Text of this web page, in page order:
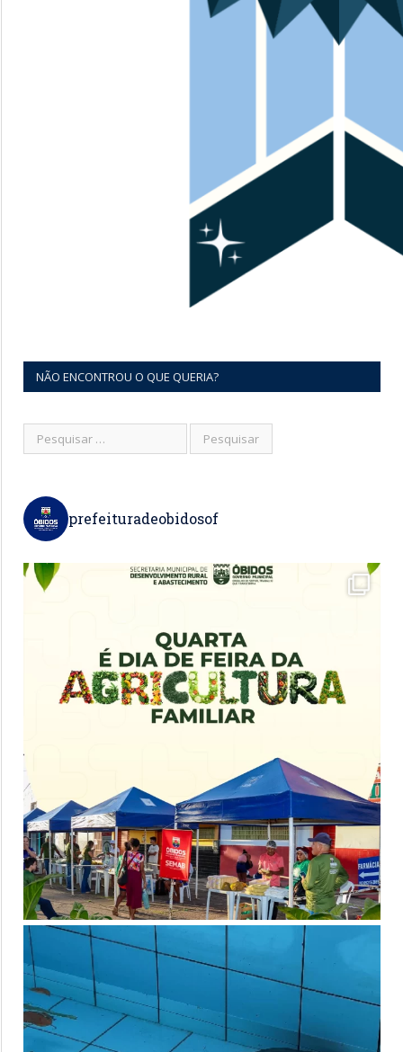
NÃO ENCONTROU O QUE QUERIA?
prefeituradeobidosof